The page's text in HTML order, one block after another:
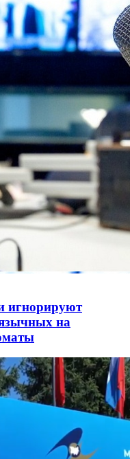
игнорируют
на